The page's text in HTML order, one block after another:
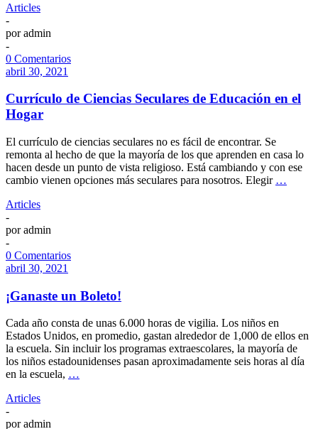
Articles
-
poradmin
-
0 Comentarios
abril 30, 2021
Currículo de Ciencias Seculares de Educación en el
Hogar
El currículo de ciencias seculares no es fácil de encontrar. Se
remonta al hecho de que la mayoría de los que aprenden en casa lo
hacen desde un punto de vista religioso. Está cambiando y con ese
cambio vienen opciones más seculares para nosotros. Elegir …
Articles
-
poradmin
-
0 Comentarios
abril 30, 2021
¡Ganaste un Boleto!
Cada año consta de unas 6.000 horas de vigilia. Los niños en
Estados Unidos, en promedio, gastan alrededor de 1,000 de ellos en
la escuela. Sin incluir los programas extraescolares, la mayoría de
los niños estadounidenses pasan aproximadamente seis horas al día
en la escuela, …
Articles
-
poradmin